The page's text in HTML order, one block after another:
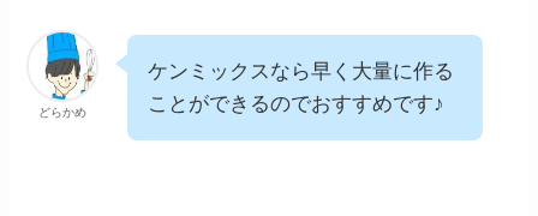
どらかめ
ケンミックスなら早く大量に作る
ことができるのでおすすめです♪